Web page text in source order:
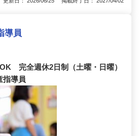
導員
完全週休2日制（土曜・日曜）
指導員